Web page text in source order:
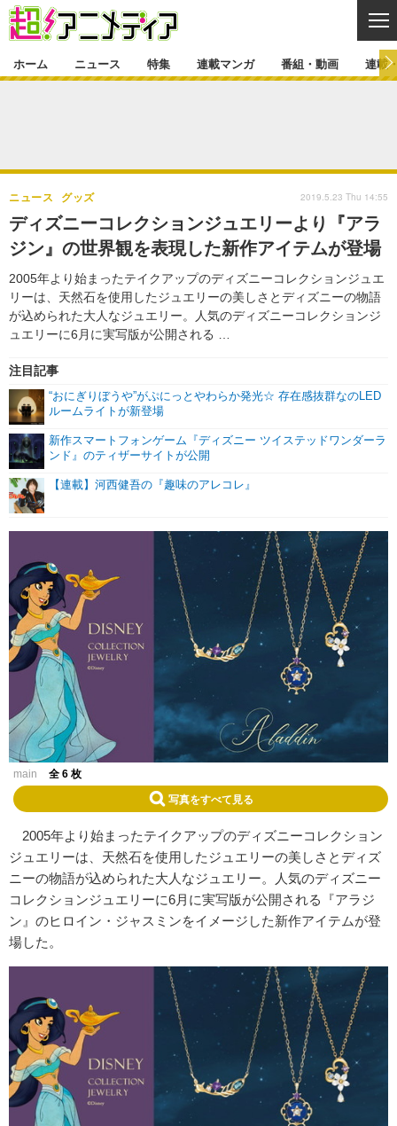
ゲーム・アプリ マンガ
グッズ イベント
声優 コスプレ
舞台 新帝スタ
特集一覧 カバー
ラキりす
連載マンガ
連載マンガ一覧
番組・動画
番組・動画一覧 ラジオ
動画
連載・ブログ
連載・ブログ一覧 コラム
編集部ブログ・お知らせ
ホーム ニュース 特集 連載マンガ 番組・動画 連載
ディズニーコレクションジュエリーより『アラ
ジン』の世界観を表現した新作アイテムが登場
2005年より始まったテイクアップのディズニーコレクションジュエ
リーは、天然石を使用したジュエリーの美しさとディズニーの物語
が込められた大人なジュエリー。人気のディズニーコレクションジ
ュエリーに6月に実写版が公開される …
ニュース グッズ
注目記事
“おにぎりぼうや”がぷにっとやわらか発光☆ 存在感抜群なのLED
ルームライトが新登場
新作スマートフォンゲーム『ディズニー ツイステッドワンダーラ
ンド』のティザーサイトが公開
【連載】河西健吾の『趣味のアレコレ』
2019.5.23 Thu 14:55
main 全 6 枚
写真をすべて見る
2005年より始まったテイクアップのディズニーコレクション
ジュエリーは、天然石を使用したジュエリーの美しさとディズ
ニーの物語が込められた大人なジュエリー。人気のディズニー
コレクションジュエリーに6月に実写版が公開される『アラジ
ン』のヒロイン・ジャスミンをイメージした新作アイテムが登
場した。